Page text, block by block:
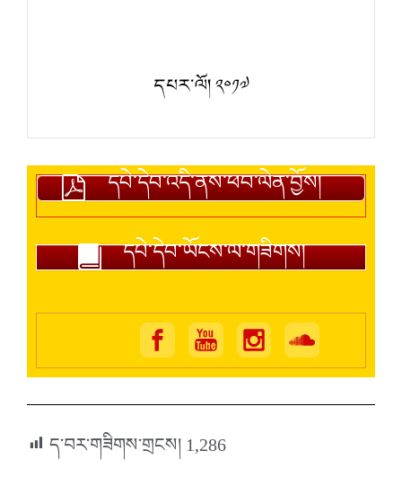
དཔར་ལོ། ༢༠༡༧
དཔེ་དེབ་འདི་ནས་ཕབ་ལེན་བྱོས།
དཔེ་དེབ་ཡོངས་ལ་གཟིགས།
ད་བར་གཟིགས་གྲངས།1,286